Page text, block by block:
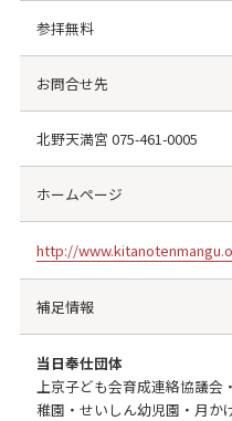
参拝無料
お問合せ先
北野天満宮 075-461-0005
ホームページ
http://
補足情報
当日奉仕団体
上京子ども会育成連絡協議会
稚園・せいしん幼児園・月か